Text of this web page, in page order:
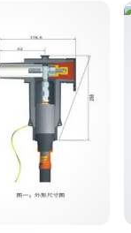
复杂电磁环境的长距
与MCX接口分
本质上是场景需求
结构更适合振动环境
空间受限的嵌入式
的典型选择逻辑：